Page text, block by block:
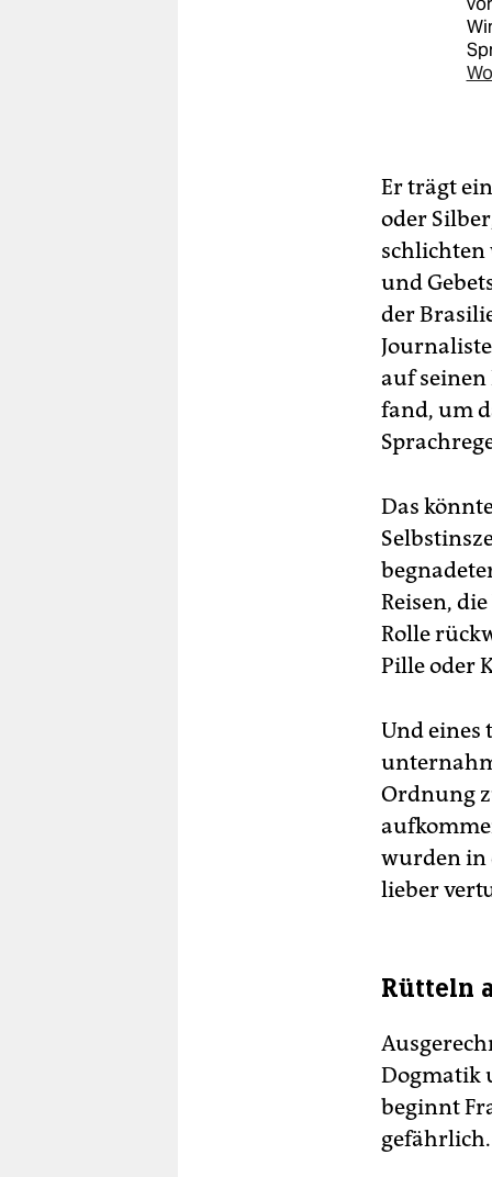
Er trägt
oder
schlichten
und
der
auf
fand, um
Das
Reisen,
Rolle
Pille oder
Und eines
Ordnung
wurden in
lieber
Rütteln
Dogmatik
beginnt
gefährlich.